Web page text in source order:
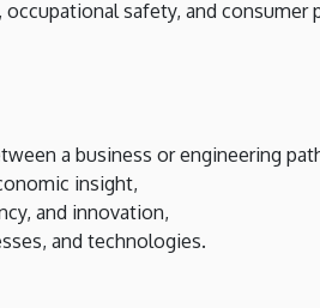
safety, and consumer
a business or engineering
insight,
and innovation,
and technologies.